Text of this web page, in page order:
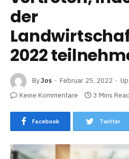
der
2022
ByJos Februar 25, 2022
Keine Kommentare
3 Mins Read
Facebook Twitter